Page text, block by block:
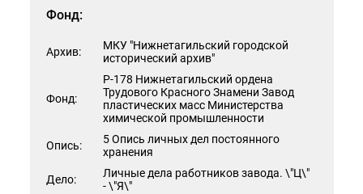
Фонд:
Архив:
МКУ "Нижнетагильский городской
исторический архив"
Фонд:
Р-178 Нижнетагильский ордена
Трудового Красного Знамени Завод
пластических масс Министерства
химической промышленности
Опись:
5 Опись личных дел постоянного
хранения
Дело:
Личные дела работников завода. \"Ц\"
- \"Я\"